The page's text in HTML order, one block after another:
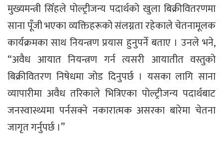
मुख्यमन्त्री सिँहले पोल्ट्रीजन्य पदार्थको खुला बिक्रीवितरणमा
साना पूँजी भएका व्यक्तिहरूको संलग्नता रहेकाले चेतनामूलक
कार्यक्रमका साथ नियन्त्रण प्रयास हुनुपर्ने बताए । उनले भने,
“अवैध आयात नियन्त्रण गर्न त्यसरी आयातीत वस्तुको
बिक्रीवितरण निषेधमा जोड दिनुपर्छ । यसका लागि साना
व्यापारीमा अवैध तरिकाले भित्रिएका पोल्ट्रीजन्य पदार्थबाट
जनस्वास्थ्यमा पर्नसक्ने नकारात्मक असरका बारेमा चेतना
जागृत गर्नुपर्छ ।”